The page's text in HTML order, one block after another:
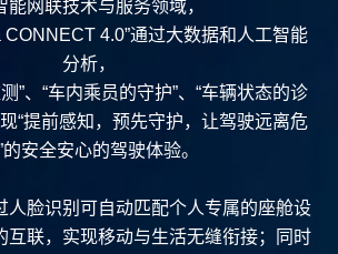
能网联技术与服务领域，
CONNECT 4.0”通过大数据和人工智能
分析，
”、“车内乘员的守护”、“车辆状态的诊
“提前感知，预先守护，让驾驶远离危
的安全安心的驾驶体验。
人脸识别可自动匹配个人专属的座舱设
互联，实现移动与生活无缝衔接；同时